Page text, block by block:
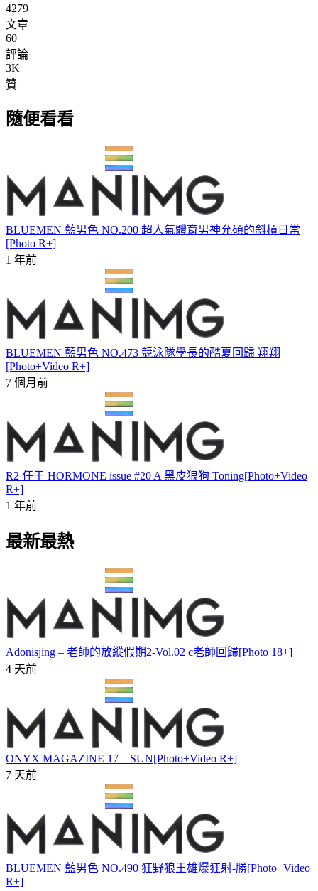
4279
文章
60
評論
3K
贊
隨便看看
BLUEMEN 藍男色 NO.200 超人氣體育男神允碩的斜槓日常
[Photo R+]
1 年前
BLUEMEN 藍男色 NO.473 競泳隊學長的酷夏回歸 翔翔
[Photo+Video R+]
7 個月前
R2 任壬 HORMONE issue #20 A 黑皮狼狗 Toning[Photo+Video
R+]
1 年前
最新最熱
Adonisjing – 老師的放縱假期2-Vol.02 c老師回歸[Photo 18+]
4 天前
ONYX MAGAZINE 17 – SUN[Photo+Video R+]
7 天前
BLUEMEN 藍男色 NO.490 狂野狼王雄爆狂射-勝[Photo+Video
R+]